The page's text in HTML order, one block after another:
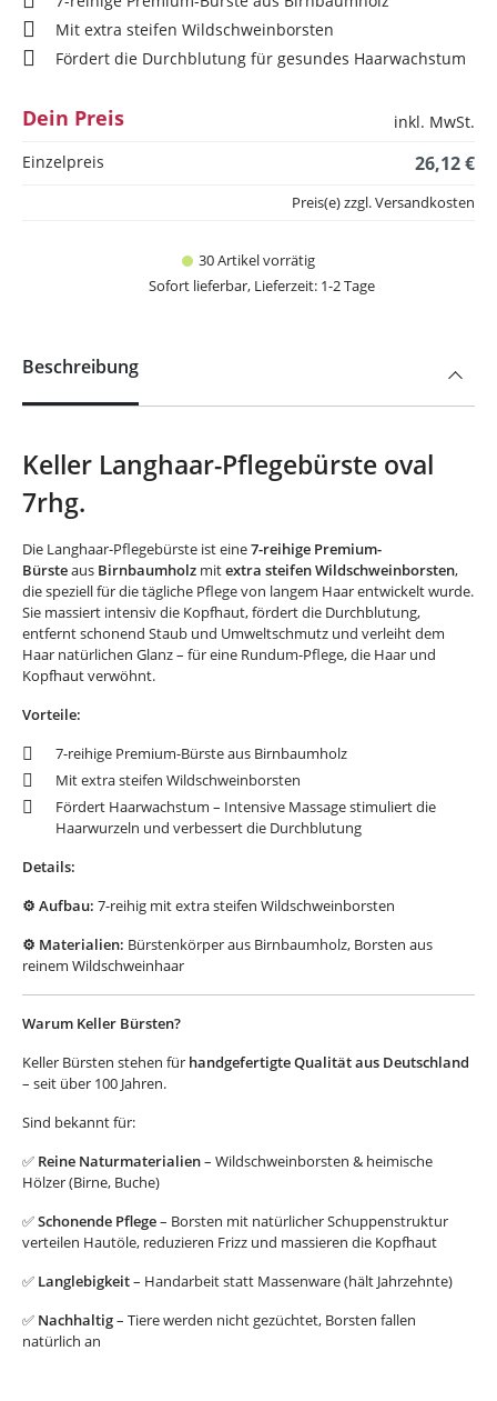
Mit extra steifen Wildschweinborsten
Fördert die Durchblutung für gesundes Haarwachstum
Dein Preis
inkl. MwSt.
Einzelpreis
26,12 €
30 Artikel vorrätig
Sofort lieferbar, Lieferzeit: 1-2 Tage
Preis(e) zzgl. Versandkosten
Beschreibung
Keller Langhaar-Pflegebürste oval
7rhg.
Die Langhaar-Pflegebürste ist eine7-reihige Premium-
Bürsteaus Birnbaumholz mitextra steifen Wildschweinborsten,
die speziell für die tägliche Pflege von langem Haar entwickelt wurde.
Sie massiert intensiv die Kopfhaut, fördert die Durchblutung,
entfernt schonend Staub und Umweltschmutz und verleiht dem
Haar natürlichen Glanz – für eine Rundum-Pflege, die Haar und
Kopfhaut verwöhnt.
Vorteile:
7-reihige Premium-Bürste aus Birnbaumholz
Mit extra steifen Wildschweinborsten
Fördert Haarwachstum – Intensive Massage stimuliert die
Haarwurzeln und verbessert die Durchblutung
Details:
⚙️ Aufbau: 7-reihig mit extra steifen Wildschweinborsten
⚙️ Materialien: Bürstenkörper aus Birnbaumholz, Borsten aus
reinem Wildschweinhaar
Warum Keller Bürsten?
Keller Bürsten stehen für handgefertigte Qualität aus Deutschland
– seit über 100 Jahren.
Sind bekannt für:
✅ Reine Naturmaterialien– Wildschweinborsten & heimische
Hölzer (Birne, Buche)
✅Schonende Pflege– Borsten mit natürlicher Schuppenstruktur
verteilen Hautöle, reduzieren Frizz und massieren die Kopfhaut
✅ Langlebigkeit– Handarbeit statt Massenware (hält Jahrzehnte)
✅ Nachhaltig– Tiere werden nicht gezüchtet, Borsten fallen
natürlich an